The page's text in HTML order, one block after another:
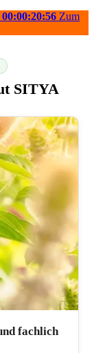
00:00:20:56 Zum
SITYA
fachlich